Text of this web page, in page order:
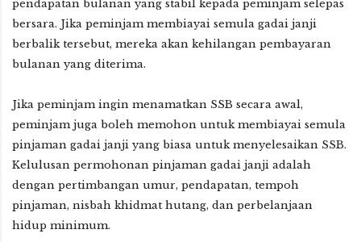
pendapatan bulanan yang stabil kepada peminjam selepas
bersara. Jika peminjam membiayai semula gadai janji
berbalik tersebut, mereka akan kehilangan pembayaran
bulanan yang diterima.
Jika peminjam ingin menamatkan SSB secara awal,
peminjam juga boleh memohon untuk membiayai semula
pinjaman gadai janji yang biasa untuk menyelesaikan SSB.
Kelulusan permohonan pinjaman gadai janji adalah
dengan pertimbangan umur, pendapatan, tempoh
pinjaman, nisbah khidmat hutang, dan perbelanjaan
hidup minimum.